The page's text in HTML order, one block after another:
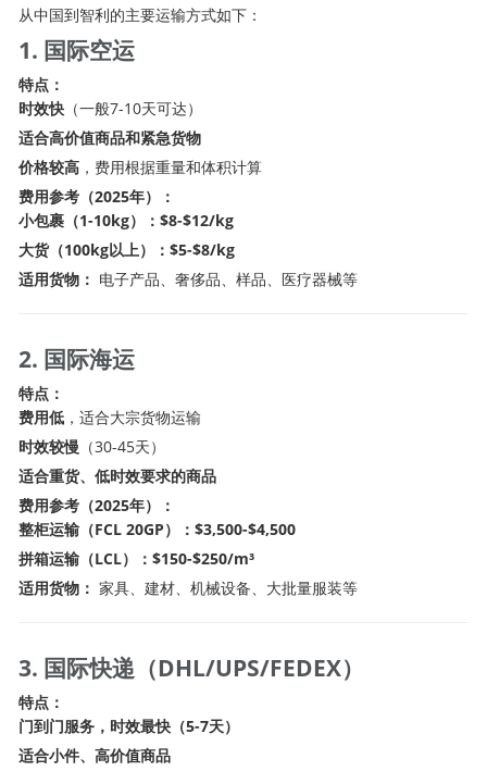
从中国到智利的主要运输方式如下：
1. 国际空运
特点：
时效快 （一般7-10天可达）
适合高价值商品和紧急货物
价格较高 ，费用根据重量和体积计算
费用参考（2025年）：
小包裹（1-10kg）：$8-$12/kg
大货（100kg以上）：$5-$8/kg
适用货物： 电子产品、奢侈品、样品、医疗器械等
2. 国际海运
特点：
费用低 ，适合大宗货物运输
时效较慢 （30-45天）
适合重货、低时效要求的商品
费用参考（2025年）：
整柜运输（FCL 20GP）：$3,500-$4,500
拼箱运输（LCL）：$150-$250/m³
适用货物： 家具、建材、机械设备、大批量服装等
3. 国际快递（DHL/UPS/FEDEX）
特点：
门到门服务，时效最快（5-7天）
适合小件、高价值商品